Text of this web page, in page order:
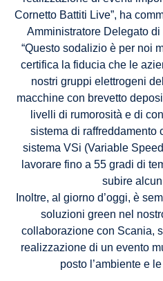
Cornetto Battiti Live”, ha
Amministratore Delegato
“Questo sodalizio è per noi
certifica la fiducia che le
nostri gruppi elettrogeni
macchine con brevetto
livelli di rumorosità e di
sistema di raffreddamento
sistema VSi (Variable
lavorare fino a 55 gradi di
subire
Inoltre, al giorno d’oggi, è
soluzioni green nel
collaborazione con Scania,
realizzazione di un evento
posto l’ambiente e